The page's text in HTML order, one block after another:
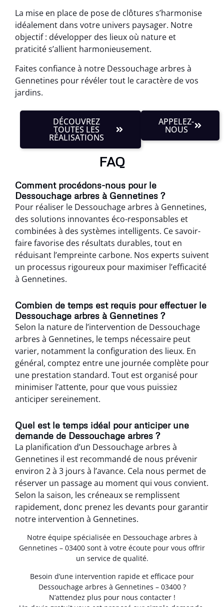
La mise en place de pose de clôtures s’harmonise
idéalement dans votre univers paysager. Notre
objectif : développer des lieux où nature et
praticité s’allient harmonieusement.
Faites confiance à notre Dessouchage arbres à
Gennetines pour révéler tout le caractère de vos
jardins.
DÉCOUVREZ
TOUTES LES
RÉALISATIONS
APPELEZ-
NOUS
FAQ
Comment procédons-nous pour le
Dessouchage arbres à Gennetines ?
Pour réaliser le Dessouchage arbres à Gennetines,
des solutions innovantes éco-responsables et
combinées à des systèmes intelligents. Ce savoir-
faire favorise des résultats durables, tout en
réduisant l’empreinte carbone. Nos experts suivent
un processus rigoureux pour maximiser l’efficacité
à Gennetines.
Combien de temps est requis pour effectuer le
Dessouchage arbres à Gennetines ?
Selon la nature de l’intervention de Dessouchage
arbres à Gennetines, le temps nécessaire peut
varier, notamment la configuration des lieux. En
général, comptez entre une journée complète pour
une prestation standard. Tout est organisé pour
minimiser l’attente, pour que vous puissiez
anticiper sereinement.
Quel est le temps idéal pour anticiper une
demande de Dessouchage arbres ?
La planification d’un Dessouchage arbres à
Gennetines il est recommandé de nous prévenir
environ 2 à 3 jours à l’avance. Cela nous permet de
réserver un passage au moment qui vous convient.
Selon la saison, les créneaux se remplissent
rapidement, donc prenez les devants pour garantir
notre intervention à Gennetines.
Notre équipe spécialisée en Dessouchage arbres à
Gennetines – 03400 sont à votre écoute pour vous offrir
un service de qualité.
Besoin d’une intervention rapide et efficace pour
Dessouchage arbres à Gennetines – 03400 ?
N’attendez plus pour nous contacter !